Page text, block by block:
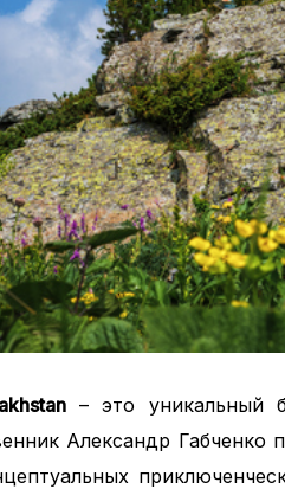
– это уникальный
Александр Габченко